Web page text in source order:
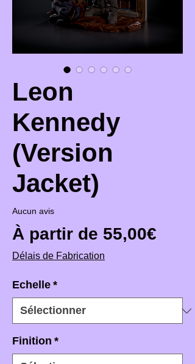
Leon
Kennedy
(Version
Jacket)
Aucun avis
À partir de 55,00€
Délais de Fabrication
Echelle *
Finition *